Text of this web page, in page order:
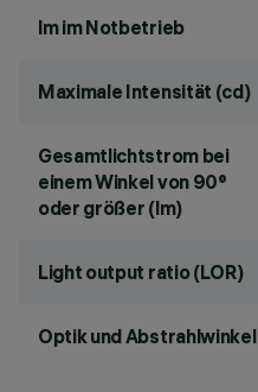
lm im Notbetrieb
Maximale Intensität (cd)
Gesamtlichtstrom bei
einem Winkel von 90°
oder größer (lm)
Light output ratio (LOR)
Optik und Abstrahlwinkel